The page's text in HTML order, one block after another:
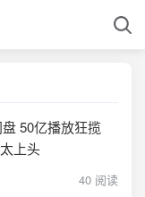
50亿播放狂揽
上头
40 阅读